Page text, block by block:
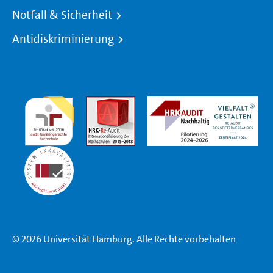
Notfall & Sicherheit
Antidiskriminierung
© 2026 Universität Hamburg. Alle Rechte vorbehalten